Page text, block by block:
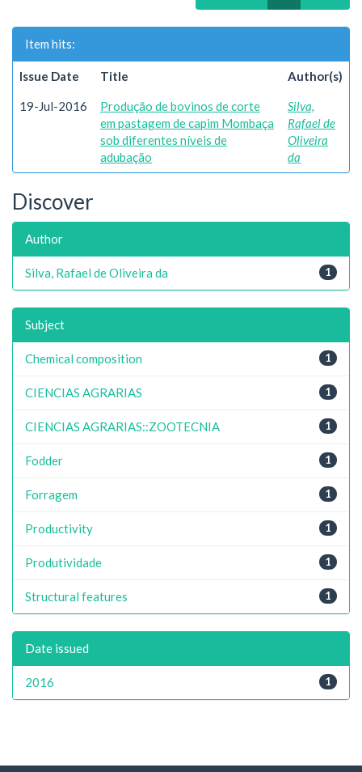
Item hits:
Issue Date Title Author(s)
19-Jul-2016
Produção de bovinos de corte
em pastagem de capim Mombaça
sob diferentes níveis de
adubação
Silva,
Rafael de
Oliveira
da
Discover
Author
1
Silva, Rafael de Oliveira da
Subject
1
Chemical composition
1
CIENCIAS AGRARIAS
1
CIENCIAS AGRARIAS::ZOOTECNIA
1
Fodder
1
Forragem
1
Productivity
1
Produtividade
1
Structural features
Date issued
1
2016